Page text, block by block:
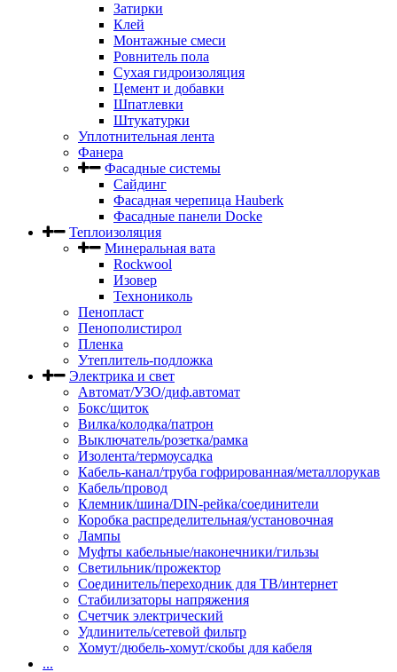
Затирки
Клей
Монтажные смеси
Ровнитель пола
Сухая гидроизоляция
Цемент и добавки
Шпатлевки
Штукатурки
Уплотнительная лента
Фанера
Фасадные системы
Сайдинг
Фасадная черепица Hauberk
Фасадные панели Docke
Теплоизоляция
Минеральная вата
Rockwool
Изовер
Технониколь
Пенопласт
Пенополистирол
Пленка
Утеплитель-подложка
Электрика и свет
Автомат/УЗО/диф.автомат
Бокс/щиток
Вилка/колодка/патрон
Выключатель/розетка/рамка
Изолента/термоусадка
Кабель-канал/труба гофрированная/металлорукав
Кабель/провод
Клемник/шина/DIN-рейка/соединители
Коробка распределительная/установочная
Лампы
Муфты кабельные/наконечники/гильзы
Светильник/прожектор
Соединитель/переходник для ТВ/интернет
Стабилизаторы напряжения
Счетчик электрический
Удлинитель/сетевой фильтр
Хомут/дюбель-хомут/скобы для кабеля
...